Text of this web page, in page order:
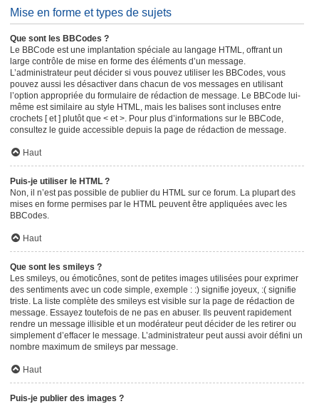
Mise en forme et types de sujets
Que sont les BBCodes ?
Le BBCode est une implantation spéciale au langage HTML, offrant un
large contrôle de mise en forme des éléments d’un message.
L’administrateur peut décider si vous pouvez utiliser les BBCodes, vous
pouvez aussi les désactiver dans chacun de vos messages en utilisant
l’option appropriée du formulaire de rédaction de message. Le BBCode lui-
même est similaire au style HTML, mais les balises sont incluses entre
crochets [ et ] plutôt que < et >. Pour plus d’informations sur le BBCode,
consultez le guide accessible depuis la page de rédaction de message.
Haut
Puis-je utiliser le HTML ?
Non, il n’est pas possible de publier du HTML sur ce forum. La plupart des
mises en forme permises par le HTML peuvent être appliquées avec les
BBCodes.
Haut
Que sont les smileys ?
Les smileys, ou émoticônes, sont de petites images utilisées pour exprimer
des sentiments avec un code simple, exemple : :) signifie joyeux, :( signifie
triste. La liste complète des smileys est visible sur la page de rédaction de
message. Essayez toutefois de ne pas en abuser. Ils peuvent rapidement
rendre un message illisible et un modérateur peut décider de les retirer ou
simplement d’effacer le message. L’administrateur peut aussi avoir défini un
nombre maximum de smileys par message.
Haut
Puis-je publier des images ?